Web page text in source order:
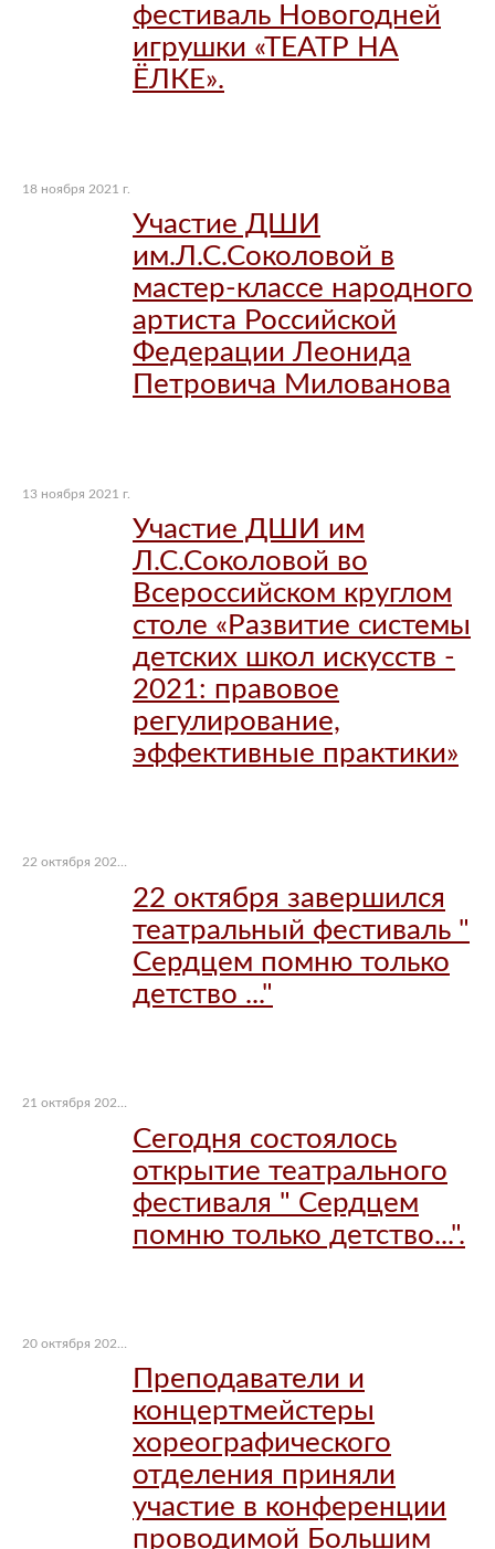
фестиваль Новогодней
игрушки «ТЕАТР НА
ЁЛКЕ».
18 ноября 2021 г.
Участие ДШИ
им.Л.С.Соколовой в
мастер-классе народного
артиста Российской
Федерации Леонида
Петровича Милованова
13 ноября 2021 г.
Участие ДШИ им
Л.С.Соколовой во
Всероссийском круглом
столе «Развитие системы
детских школ искусств -
2021: правовое
регулирование,
эффективные практики»
22 октября завершился
театральный фестиваль "
Сердцем помню только
детство ..."
Сегодня состоялось
открытие театрального
фестиваля " Сердцем
помню только детство...".
Преподаватели и
концертмейстеры
хореографического
отделения приняли
участие в конференции
проводимой Большим